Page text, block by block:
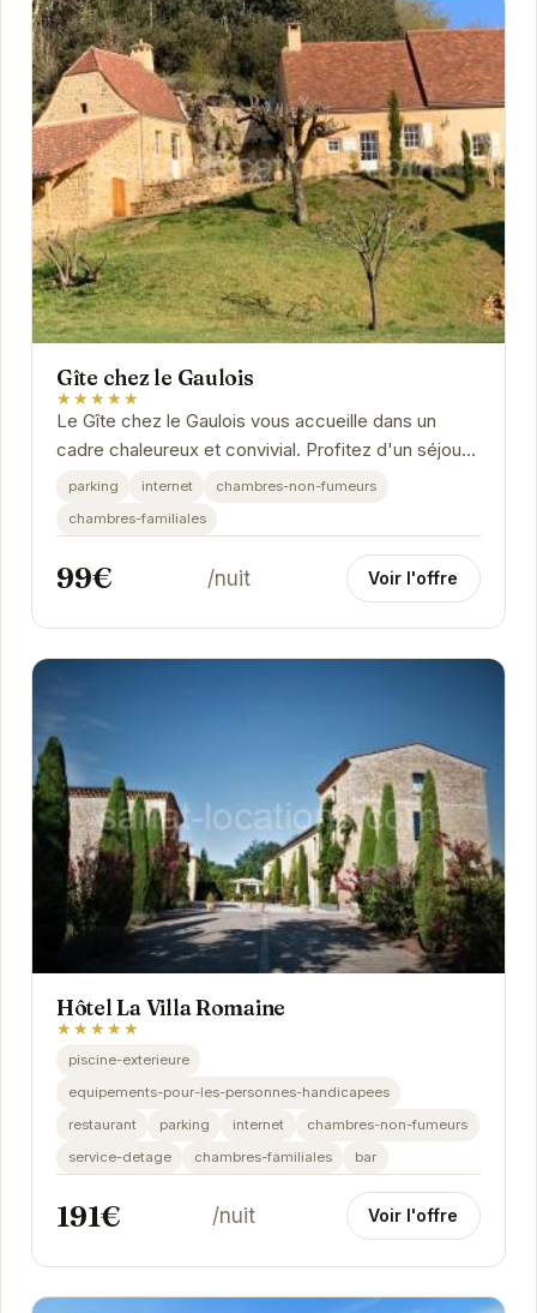
Gîte chez le Gaulois
★★★★★
Le Gîte chez le Gaulois vous accueille dans un
cadre chaleureux et convivial. Profitez d'un séjour
inoubliable au cœur du Périgord Noir, à...
parking internet
chambres-non-fumeurs
chambres-familiales
99€ /nuit Voir l'offre
Hôtel La Villa Romaine
★★★★★
piscine-exterieure
equipements-pour-les-personnes-handicapees
restaurant
parking internet
chambres-non-fumeurs
service-detage
chambres-familiales bar
191€ /nuit Voir l'offre